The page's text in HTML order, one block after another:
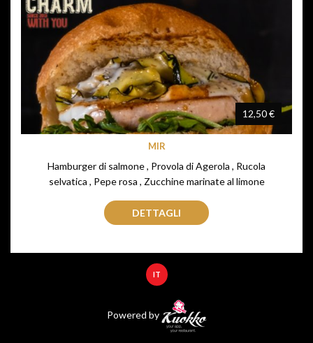
12,50 €
MIR
Hamburger di salmone , Provola di Agerola , Rucola
selvatica , Pepe rosa , Zucchine marinate al limone
DETTAGLI
IT
Powered by